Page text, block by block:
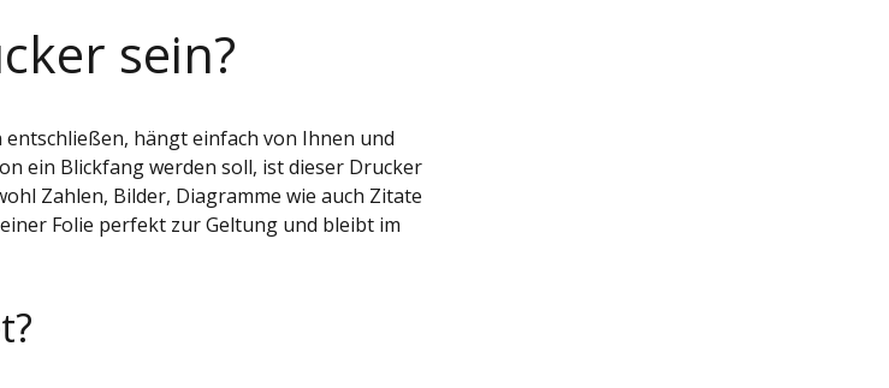
sein?
hängt einfach von Ihnen und
ein Blickfang werden soll, ist dieser Drucker
Zahlen, Bilder, Diagramme wie auch Zitate
Folie perfekt zur Geltung und bleibt im